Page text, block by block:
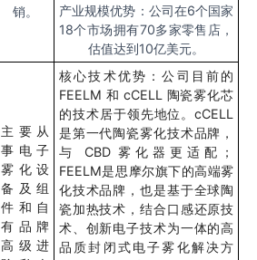
销。
产业规模优势：公司在6个国家
18个市场拥有70多家零售店，
估值达到10亿美元。
主要从
事电子
雾化设
备及组
件和自
有品牌
高级进
核心技术优势：公司目前的
FEELM 和 cCELL 陶瓷雾化芯
的技术居于领先地位。cCELL
是第一代陶瓷雾化技术品牌，
与
CBD雾化器更适配；
FEELM是思摩尔旗下的高端雾
化技术品牌，也是基于全球陶
瓷加热技术，结合口感还原技
术、创新电子技术为一体的高
品质封闭式电子雾化解决方